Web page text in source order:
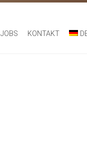
JOBS KONTAKT